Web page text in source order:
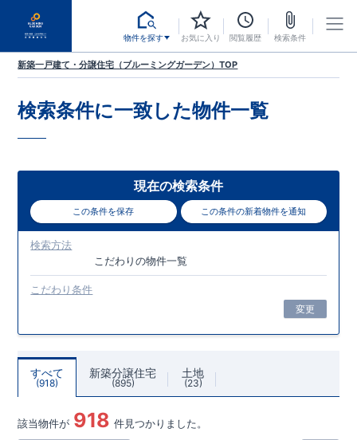
物件を探す お気に入り 閲覧履歴 検索条件
新築一戸建て・分譲住宅（ブルーミングガーデン）TOP
検索条件に一致した物件一覧
現在の検索条件
この条件を保存 この条件の新着物件を通知
検索方法
こだわりの物件一覧
こだわり条件
変更
すべて
918
新築分譲住宅
895
土地
23
該当物件が 918 件見つかりました。